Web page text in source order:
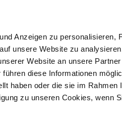
Anzeigen zu personalisieren,
unsere Website zu
Website an unsere
diese Informationen
haben oder die sie im Rahmen
zu unseren Cookies, wenn